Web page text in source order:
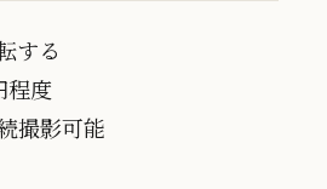
する
程度
撮影可能